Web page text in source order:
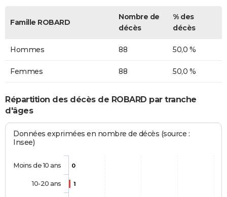
Famille ROBARD
Nombre de
décès
% des
décès
Hommes 88 50,0 %
Femmes 88 50,0 %
Répartition des décès de ROBARD par tranche
d'âges
Données exprimées en nombre de décès (source :
Insee)
0
1
Moins de 10 ans
10-20 ans